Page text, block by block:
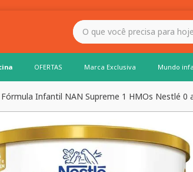
O que você precisa para hoje?
OFERTAS Marca Exclusiva Mundo
Fórmula Infantil NAN Supreme 1 HMOs Nestlé 0